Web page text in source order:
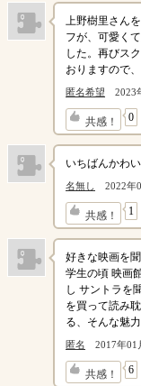
上野樹里さん
フが、可愛く
した。再びス
おりますので
匿名希望 2023
共感！ 0
↓
いちばんかわ
名無し 2022年
共感！ 1
↓
好きな映画を
学生の頃 映画
し サントラを
を買って読み
る、そんな魅
匿名 2017年01
共感！ 6
↓